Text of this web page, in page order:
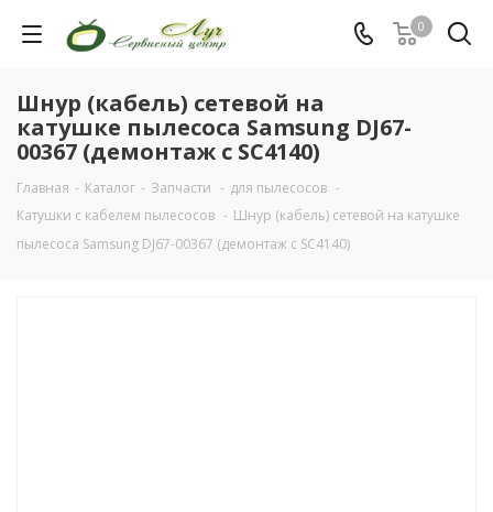
0
Шнур (кабель) сетевой на
катушке пылесоса Samsung DJ67-
00367 (демонтаж с SC4140)
Главная - Каталог - Запчасти - для пылесосов -
Катушки с кабелем пылесосов - Шнур (кабель) сетевой на катушке
пылесоса Samsung DJ67-00367 (демонтаж с SC4140)